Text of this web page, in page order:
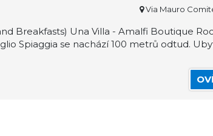
Via Mauro
Breakfasts) Una Villa - Amalfi Boutique
Spiaggia se nachází 100 metrů odtud.